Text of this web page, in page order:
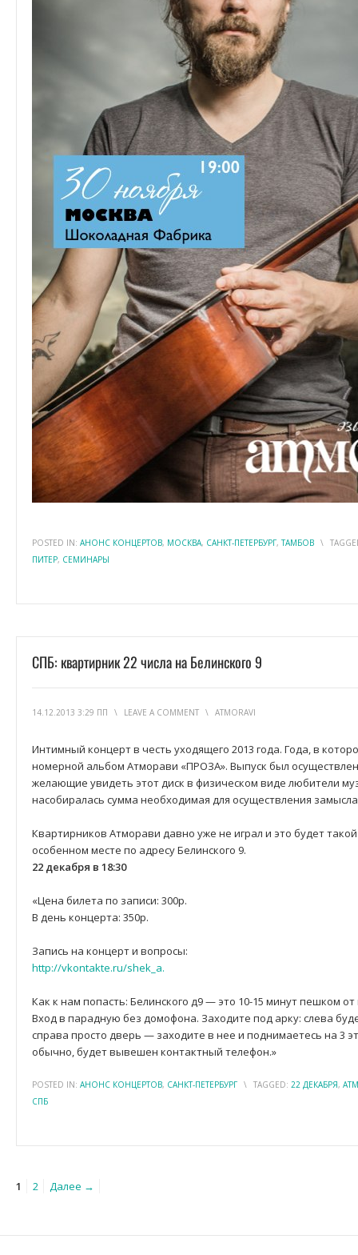
POSTED IN: АНОНС КОНЦЕРТОВ, МОСКВА, САНКТ-ПЕТЕРБУРГ,ТАМБОВ \
ПИТЕР, СЕМИНАРЫ
СПБ: квартирник 22 числа на Белинского 9
14.12.2013 3:29 ПП \ LEAVE A COMMENT \ ATMORAVI
Интимный концерт в честь уходящего 2013 года. Года, в
номерной альбом Атморави «ПРОЗА». Выпуск был
желающие увидеть этот диск в физическом виде любители
насобиралась сумма необходимая для осуществления
Квартирников Атморави давно уже не играл и это будет
особенном месте по адресу Белинского 9.
22 декабря в 18:30
«Цена билета по записи: 300р.
В день концерта: 350р.
Запись на концерт и вопросы:
http://vkontakte.ru/shek_a.
Как к нам попасть: Белинского д9 — это 10-15 минут пешком
Вход в парадную без домофона. Заходите под арку: слева
справа просто дверь — заходите в нее и поднимаетесь на 3
обычно, будет вывешен контактный телефон.»
POSTED IN: АНОНС КОНЦЕРТОВ, САНКТ-ПЕТЕРБУРГ \ TAGGED: 22 ДЕКАБРЯ,
СПБ
1 2 Далее →